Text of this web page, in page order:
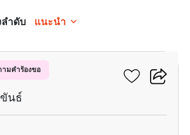
ลำดับ แนะนำ
ามคำร้องขอ
หัวหิน
นธ์